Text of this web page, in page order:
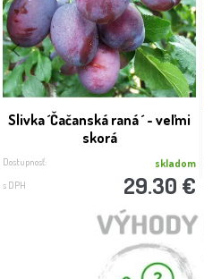
Slivka ´Čačanská raná ´ - veľmi
skorá
Dostupnosť: skladom
s DPH 29.30 €